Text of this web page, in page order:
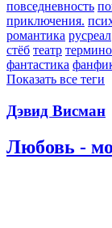
повседневность
приключения.
романтика русреал
стёб театр
фантастика
Показать все теги
Дэвид Висман
Любовь -